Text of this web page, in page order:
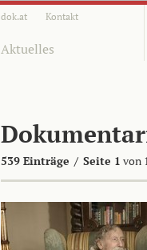
dok.at Kontakt
Aktuelles
539 Einträge / Seite 1 von